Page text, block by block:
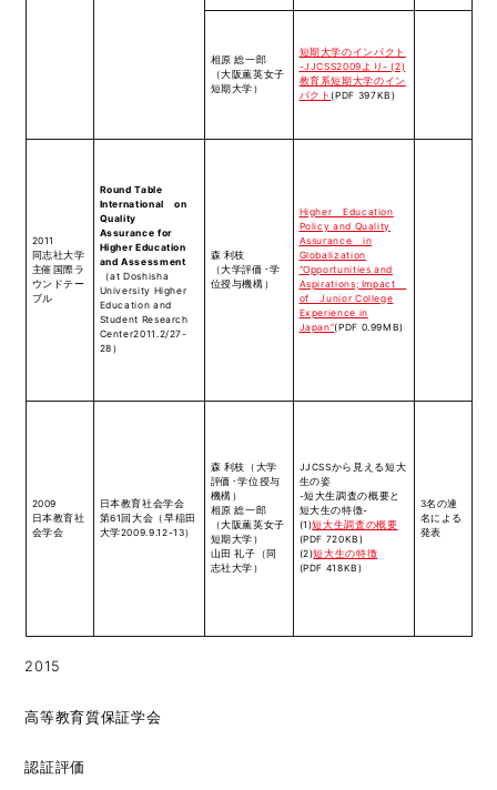
相原 総一郎
（大阪薫英女子
短期大学）
短期大学のインパクト
-JJCSS2009より- (2)
教育系短期大学のイン
パクト (PDF 397KB)
2011
同志社大学
主催国際ラ
ウンドテー
ブル
Round Table
International on
Quality
Assurance for
Higher Education
and Assessment
（at Doshisha
University Higher
Education and
Student Research
Center2011.2/27-
28）
森 利枝
（大学評価･学
位授与機構）
Higher Education
Policy and Quality
Assurance in
Globalization
“Opportunities and
Aspirations; Impact
of Junior College
Experience in
Japan”(PDF 0.99MB)
2009
日本教育社
会学会
日本教育社会学会
第61回大会（早稲田
大学2009.9.12-13）
森 利枝（大学
評価･学位授与
機構）
相原 総一郎
（大阪薫英女子
短期大学）
山田 礼子（同
志社大学）
JJCSSから見える短大
生の姿
-短大生調査の概要と
短大生の特徴-
(1)短大生調査の概要
(PDF 720KB)
(2)短大生の特徴
(PDF 418KB)
3名の連
名による
発表
2015
高等教育質保証学会
認証評価